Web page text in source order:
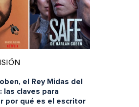
el Rey Midas del
las claves para
por qué es el escritor